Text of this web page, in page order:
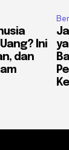
Ini
dan